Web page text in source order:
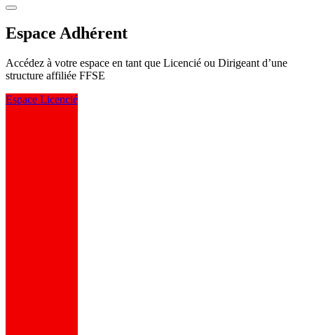
Espace Adhérent
Accédez à votre espace en tant que Licencié ou Dirigeant d’une
structure affiliée FFSE
Espace Licencié